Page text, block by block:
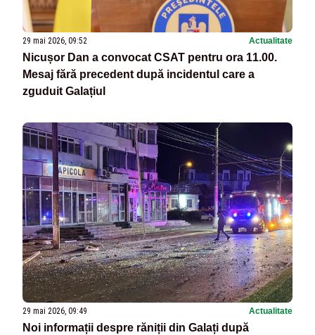
29 mai 2026, 09:52 Actualitate
Nicușor Dan a convocat CSAT pentru ora 11.00.
Mesaj fără precedent după incidentul care a
zguduit Galațiul
29 mai 2026, 09:49 Actualitate
Noi informații despre răniții din Galați după